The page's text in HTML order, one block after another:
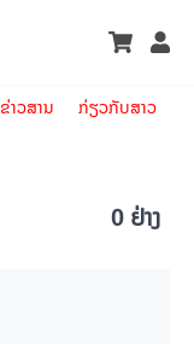
ຂ່າວສານ
ກ່ຽວກັບສາວ
0ຢ່າງ